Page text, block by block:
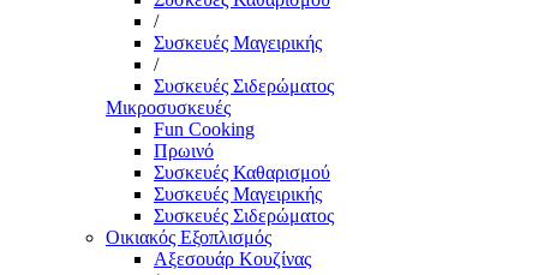
/
Συσκευές Μαγειρικής
/
Συσκευές Σιδερώματος
Μικροσυσκευές
Fun Cooking
Πρωινό
Συσκευές Καθαρισμού
Συσκευές Μαγειρικής
Συσκευές Σιδερώματος
Οικιακός Εξοπλισμός
Αξεσουάρ Κουζίνας